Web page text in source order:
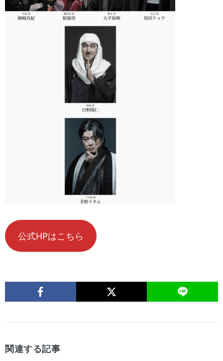
公式HPはこちら
関連する記事